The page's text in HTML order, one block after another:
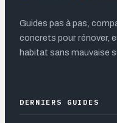
Guides pas à pas,
concrets pour rénover,
habitat sans mauvaise
DERNIERS GUIDES